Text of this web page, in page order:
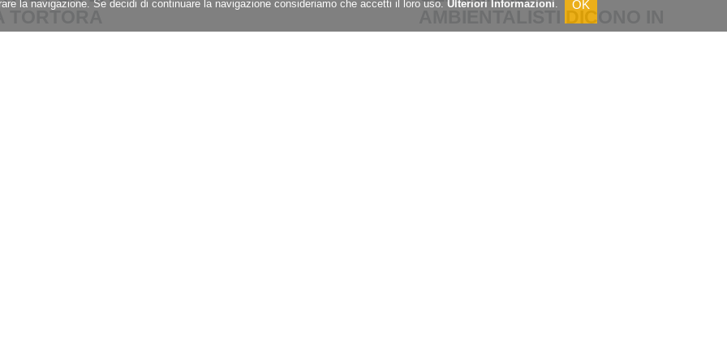
la navigazione. Se decidi di continuare la navigazione consideriamo che accetti il loro uso. Ulteriori Informazioni